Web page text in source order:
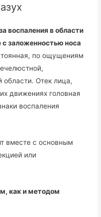
воспаления в области
с заложенностью носа
по ощущениям
области. Отек лица,
движениях головная
воспаления
вместе с основным
или
как и методом